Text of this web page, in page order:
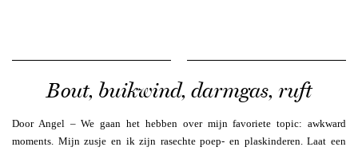
Bout, buikwind, darmgas, ruft
Door Angel – We gaan het hebben over mijn favoriete topic: awkward
moments. Mijn zusje en ikzijn rasechte poep- en plaskinderen. Laat een